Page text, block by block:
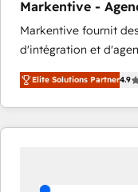
accreditations and
expertise. - A team of 250+ experts dedicated to
your resilient growth.
Markentive -
Markentive fournit
d'intégration et
North America. Avec
marketing
webdesign. Markentive is both a consulting firm, a
digital agency and an
customers).
Elite Solutions Partner4.9